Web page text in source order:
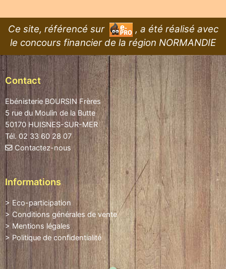
Ce site, référencé sur
, a été réalisé avec
le concours financier de la région NORMANDIE
Contact
Ebénisterie BOURSIN Frères
5 rue du Moulin de la Butte
50170 HUISNES-SUR-MER
Tél. 02 33 60 28 07
Contactez-nous
Informations
> Eco-participation
> Conditions générales de vente
> Mentions légales
> Politique de confidentialité